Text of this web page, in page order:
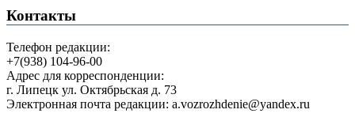
Контакты
Телефон редакции:
+7(938) 104-96-00
Адрес для корреспонденции:
г. Липецк ул. Октябрьская д. 73
Электронная почта редакции: a.vozrozhdenie@yandex.ru